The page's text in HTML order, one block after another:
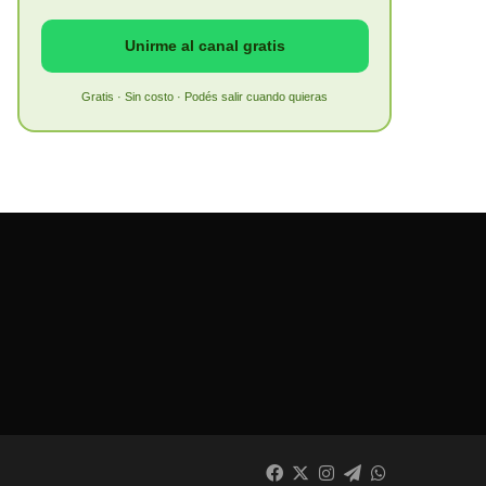
Unirme al canal gratis
Gratis · Sin costo · Podés salir cuando quieras
Facebook
X Instagram
Telegram